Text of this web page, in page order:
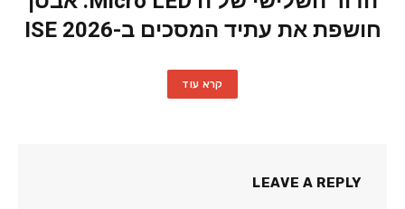
חושפת את עתיד המסכים ב-ISE 2026
קרא עוד
LEAVE A REPLY